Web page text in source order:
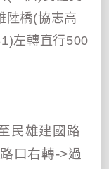
陸橋(協志高
左轉直行500
民雄建國路
路口右轉->過